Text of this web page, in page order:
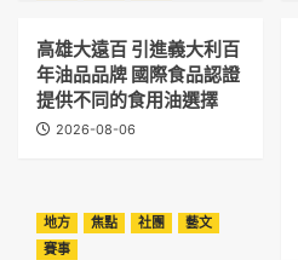
高雄大遠百 引進義大利百
年油品品牌 國際食品認證
提供不同的食用油選擇
2026-08-06
地方 焦點 社團
藝文
賽事